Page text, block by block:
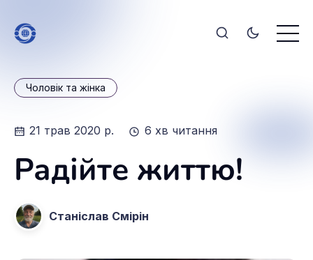
Чоловік та жінка
21 трав 2020 р. 6 хв читання
Радійте життю!
Станіслав Смірін